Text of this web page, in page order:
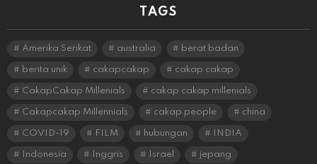
TAGS
Amerika Serikat australia berat badan
berita unik cakapcakap cakap cakap
CakapCakap Millenials cakap cakap millenials
Cakapcakap Millennials cakap people china
COVID-19 FILM hubungan INDIA
Indonesia Inggris Israel jepang